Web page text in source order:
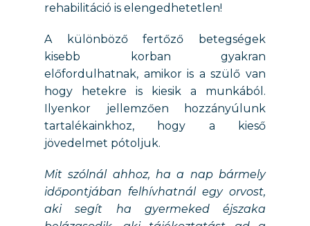
rehabilitáció is elengedhetetlen!
A különböző fertőző betegségek
kisebb korban gyakran
előfordulhatnak, amikor is a szülő van
hogy hetekre is kiesik a munkából.
Ilyenkor jellemzően hozzányúlunk
tartalékainkhoz, hogy a kieső
jövedelmet pótoljuk.
Mit szólnál ahhoz, ha a nap bármely
időpontjában felhívhatnál egy orvost,
aki segít ha gyermeked éjszaka